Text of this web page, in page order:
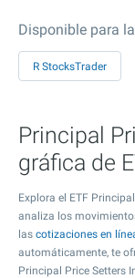
Disponible para
R StocksTrader
Principal
gráfica de
Explora el ETF
analiza los
las cotizaciones en
automáticamente, te
Principal Price Setters